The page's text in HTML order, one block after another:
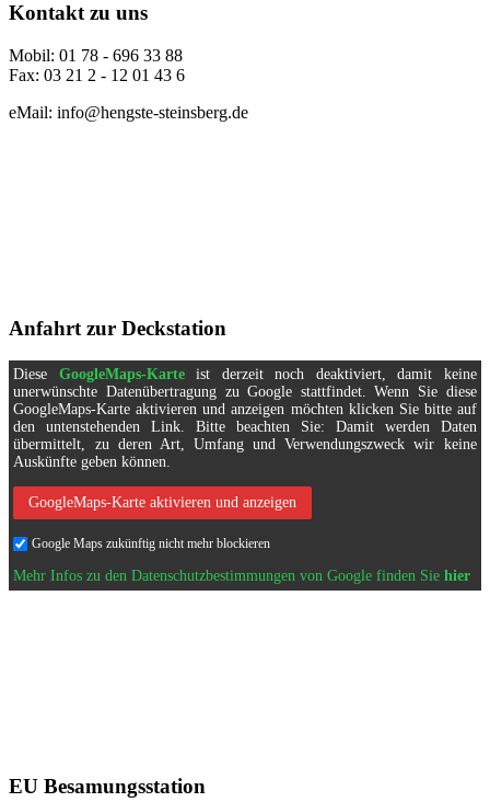
Kontakt zu uns
Mobil: 01 78 - 696 33 88
Fax: 03 21 2 - 12 01 43 6
eMail: info@hengste-steinsberg.de
Anfahrt zur Deckstation
Diese GoogleMaps-Karteist derzeit noch deaktiviert, damit keine
unerwünschte Datenübertragung zu Google stattfindet. Wenn Sie diese
GoogleMaps-Karte aktivieren und anzeigen möchten klicken Sie bitte auf
den untenstehenden Link. Bitte beachten Sie: Damit werden Daten
übermittelt, zu deren Art, Umfang und Verwendungszweck wir keine
Auskünfte geben können.
GoogleMaps-Karte aktivieren und anzeigen
Google Maps zukünftig nicht mehr blockieren
Mehr Infos zu den Datenschutzbestimmungen von Google finden Siehier
EU Besamungsstation